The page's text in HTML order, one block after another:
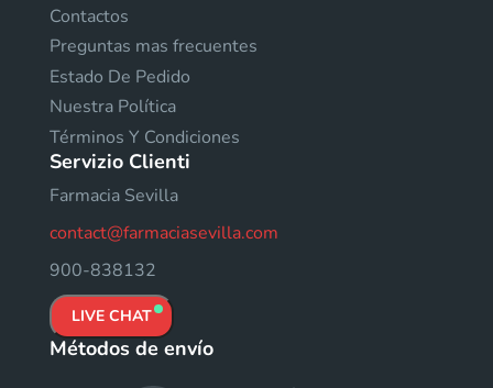
Contactos
Preguntas mas frecuentes
Estado De Pedido
Nuestra Política
Términos Y Condiciones
Servizio Clienti
Farmacia Sevilla
contact@farmaciasevilla.com
900-838132
LIVE CHAT
Métodos de envío